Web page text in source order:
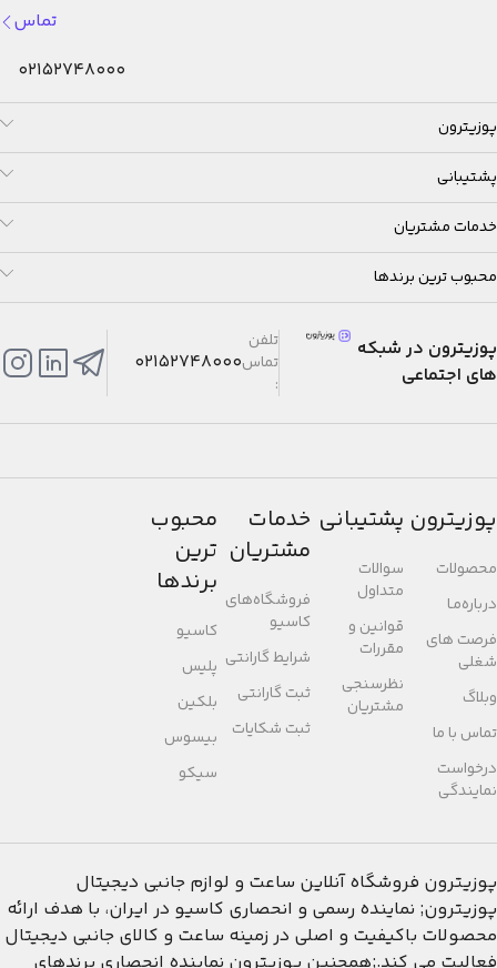
تماس
02152748000
پوزیترون
پشتیبانی
خدمات مشتریان
محبوب ترین برندها
پوزیترون در شبکه
های اجتماعی
تلفن
تماس
:
02152748000
پوزیترون
محصولات
درباره‌مـا
فرصت های
شغلی
وبلاگ
تماس با ما
درخواست
نمایندگی
پشتیبانی
سوالات
متداول
قوانین و
مقررات
نظرسنجی
مشتریان
خدمات
مشتریان
فروشگاه‌های
کاسیو
شرایط گارانتی
ثبت گارانتی
ثبت شکایات
محبوب
ترین
برندها
کاسیو
پلیس
بلکین
بیسوس
سیکو
پوزیترون فروشگاه آنلاین ساعت و لوازم جانبی دیجیتال
پوزیترون; نماینده رسمی و انحصاری کاسیو در ایران، با هدف ارائه
محصولات باکیفیت و اصلی در زمینه ساعت و کالای جانبی دیجیتال